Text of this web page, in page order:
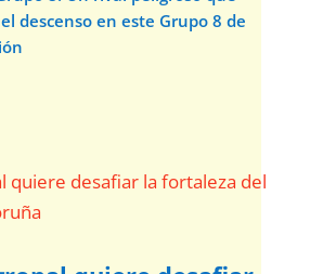
descenso en este Grupo 8 de